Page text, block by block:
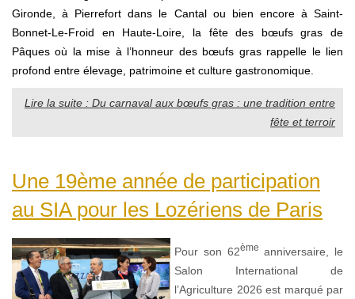
Gironde,à Pierrefort dans le Cantal ou bien encore à Saint-
Bonnet-Le-Froid en Haute-Loire , la fête des bœufs gras de
Pâques où la mise à l’honneur des bœufs gras rappelle le lien
profond entre élevage, patrimoine et culture gastronomique.
Lire la suite : Du carnaval aux bœufs gras : une tradition entre
fête et terroir
Une 19ème année de participation
au SIA pour les Lozériens de Paris
Pour son 62ème anniversaire, le
Salon International de
l’Agriculture 2026 est marqué par